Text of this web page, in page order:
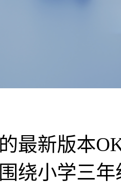
最新版本
绕小学三